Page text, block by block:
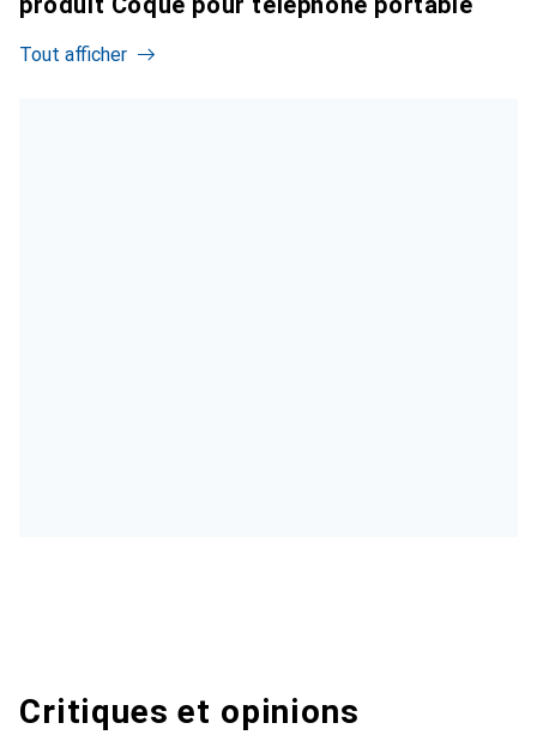
Tout afficher
Critiques et opinions